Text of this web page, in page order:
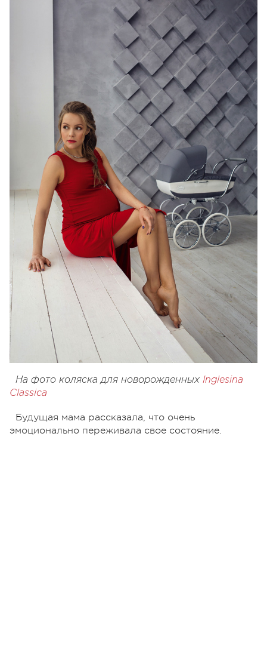
На фото коляска для новорожденных Inglesina
Classica
Будущая мама рассказала, что очень
эмоционально переживала свое состояние.